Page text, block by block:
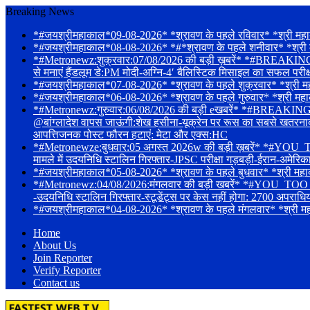
Breaking News
*#जयश्रीमहाकाल*09-08-2026* *श्रावण के पहले रविवार* *श्री
*#जयश्रीमहाकाल*08-08-2026* *#*श्रावण के पहले शनीवार* *श्री
*#Metronewz:शुक्रवार:07/08/2026 की बड़ी ख़बरें*
से मनाएं हैंडलूम डे:PM मोदी-अग्नि-4′ बैलिस्टिक मिसाइल का सफल
*#जयश्रीमहाकाल*07-08-2026* *श्रावण के पहले शुक्रवार* *श्री
*#जयश्रीमहाकाल*06-08-2026* *श्रावण के पहले गुरुवार* *श्री
*#Metronewz:गुरुवार:06/08/2026 की बड़ी eखबरें*
@बांग्लादेश वापस जाऊंगी:शेख हसीना-यूक्रेन पर रूस का सबसे
आपत्तिजनक पोस्ट फौरन हटाएं: मेटा और एक्स:HC
*#Metronewze:बुधवार:05 अगस्त 2026w की बड़ी ख़बरें*
मामले में उदयनिधि स्टालिन गिरफ्तार-JPSC परीक्षा गड़बड़ी-ईरान-
*#जयश्रीमहाकाल*05-08-2026* *श्रावण के पहले बुधवार* *श्री
*#Metronewz:04/08/2026:मंगलवार की बड़ी खबरें*
-उदयनिधि स्टालिन गिरफ्तार-स्टूडेंट्स पर केस नहीं होगा: 2700
*#जयश्रीमहाकाल*04-08-2026* *श्रावण के पहले मंगलवार* *श्री
Home
About Us
Join Reporter
Verify Reporter
Contact us